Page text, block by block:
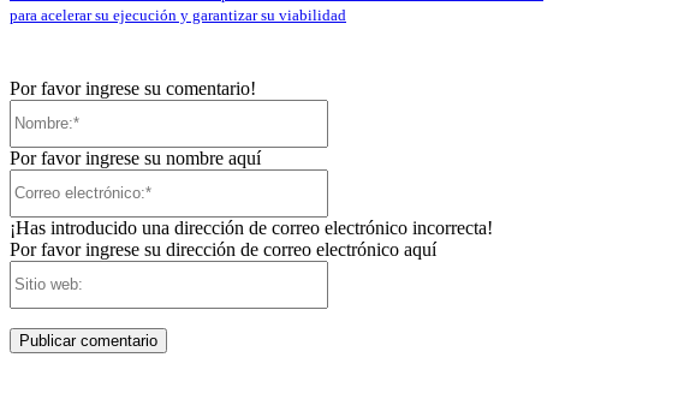
para acelerar su ejecución y garantizar su viabilidad
Por favor ingrese su comentario!
Por favor ingrese su nombre aquí
¡Has introducido una dirección de correo electrónico incorrecta!
Por favor ingrese su dirección de correo electrónico aquí